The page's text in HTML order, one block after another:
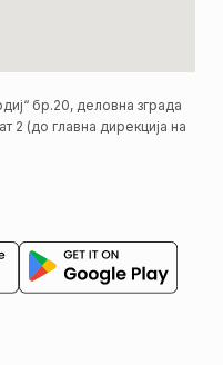
бр.20, деловна зграда
2 (до главна дирекција на